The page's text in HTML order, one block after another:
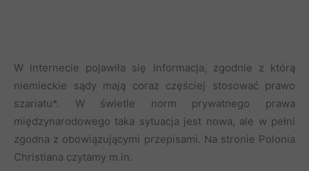
W internecie pojawiła się informacja, zgodnie z którą
niemieckie sądy mają coraz częściej stosować prawo
szariatu*. W świetle norm prywatnego prawa
międzynarodowego taka sytuacja jest nowa, ale w pełni
zgodna z obowiązującymi przepisami. Na stronie Polonia
Christiana czytamy m.in.